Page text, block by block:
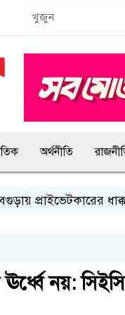
অর্থনীতি
ধাক্কায়
নয়: সিইসি